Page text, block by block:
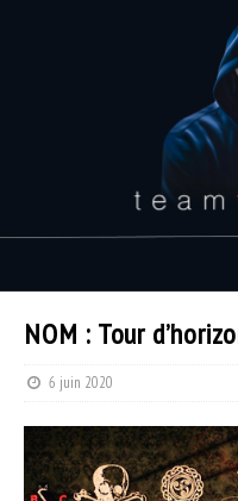
NOM : Tour
6 juin 2020